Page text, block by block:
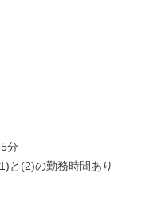
分
と(2)の勤務時間あり